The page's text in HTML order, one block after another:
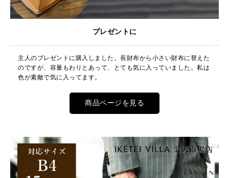
プレゼントに
主人のプレゼントに購入しました。長財布から小さい財布に替えた
のですが、容量もわりとあって、とても気に入っていました。私は
色が素敵で気に入ってます。
商品ページを見る